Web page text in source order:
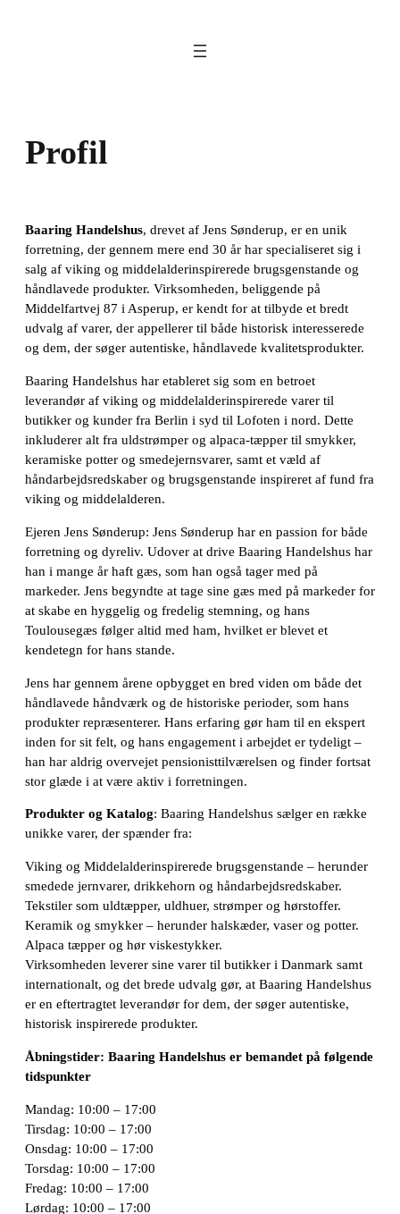
Profil
Baaring Handelshus, drevet af Jens Sønderup, er en unik
forretning, der gennem mere end 30 år har specialiseret sig i
salg af viking og middelalderinspirerede brugsgenstande og
håndlavede produkter. Virksomheden, beliggende på
Middelfartvej 87 i Asperup, er kendt for at tilbyde et bredt
udvalg af varer, der appellerer til både historisk interesserede
og dem, der søger autentiske, håndlavede kvalitetsprodukter.
Baaring Handelshus har etableret sig som en betroet
leverandør af viking og middelalderinspirerede varer til
butikker og kunder fra Berlin i syd til Lofoten i nord. Dette
inkluderer alt fra uldstrømper og alpaca-tæpper til smykker,
keramiske potter og smedejernsvarer, samt et væld af
håndarbejdsredskaber og brugsgenstande inspireret af fund fra
viking og middelalderen.
Ejeren Jens Sønderup: Jens Sønderup har en passion for både
forretning og dyreliv. Udover at drive Baaring Handelshus har
han i mange år haft gæs, som han også tager med på
markeder. Jens begyndte at tage sine gæs med på markeder for
at skabe en hyggelig og fredelig stemning, og hans
Toulousegæs følger altid med ham, hvilket er blevet et
kendetegn for hans stande.
Jens har gennem årene opbygget en bred viden om både det
håndlavede håndværk og de historiske perioder, som hans
produkter repræsenterer. Hans erfaring gør ham til en ekspert
inden for sit felt, og hans engagement i arbejdet er tydeligt –
han har aldrig overvejet pensionisttilværelsen og finder fortsat
stor glæde i at være aktiv i forretningen.
Produkter og Katalog: Baaring Handelshus sælger en række
unikke varer, der spænder fra:
Viking og Middelalderinspirerede brugsgenstande – herunder
smedede jernvarer, drikkehorn og håndarbejdsredskaber.
Tekstiler som uldtæpper, uldhuer, strømper og hørstoffer.
Keramik og smykker – herunder halskæder, vaser og potter.
Alpaca tæpper og hør viskestykker.
Virksomheden leverer sine varer til butikker i Danmark samt
internationalt, og det brede udvalg gør, at Baaring Handelshus
er en eftertragtet leverandør for dem, der søger autentiske,
historisk inspirerede produkter.
Åbningstider: Baaring Handelshus er bemandet på følgende
tidspunkter
Mandag: 10:00 – 17:00
Tirsdag: 10:00 – 17:00
Onsdag: 10:00 – 17:00
Torsdag: 10:00 – 17:00
Fredag: 10:00 – 17:00
Lørdag: 10:00 – 17:00